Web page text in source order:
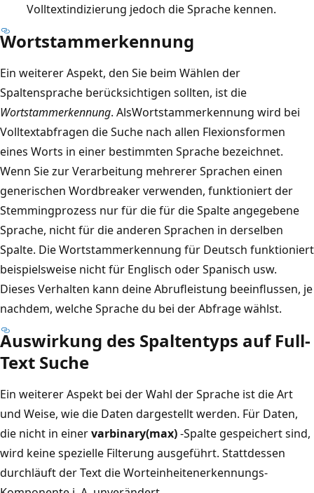
Volltextindizierung jedoch die Sprache kennen.
Wortstammerkennung
Ein weiterer Aspekt, den Sie beim Wählen der
Spaltensprache berücksichtigen sollten, ist die
Wortstammerkennung. AlsWortstammerkennung wird bei
Volltextabfragen die Suche nach allen Flexionsformen
eines Worts in einer bestimmten Sprache bezeichnet.
Wenn Sie zur Verarbeitung mehrerer Sprachen einen
generischen Wordbreaker verwenden, funktioniert der
Stemmingprozess nur für die für die Spalte angegebene
Sprache, nicht für die anderen Sprachen in derselben
Spalte. Die Wortstammerkennung für Deutsch funktioniert
beispielsweise nicht für Englisch oder Spanisch usw.
Dieses Verhalten kann deine Abrufleistung beeinflussen, je
nachdem, welche Sprache du bei der Abfrage wählst.
Auswirkung des Spaltentyps auf Full-
Text Suche
Ein weiterer Aspekt bei der Wahl der Sprache ist die Art
und Weise, wie die Daten dargestellt werden. Für Daten,
die nicht in einervarbinary(max)-Spalte gespeichert sind,
wird keine spezielle Filterung ausgeführt. Stattdessen
durchläuft der Text die Worteinheitenerkennungs-